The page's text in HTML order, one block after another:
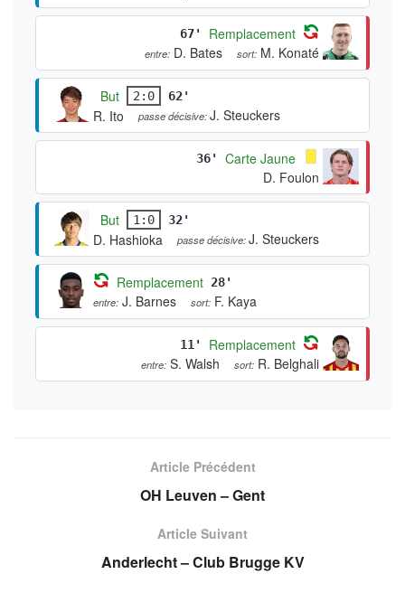
67' Remplacement
entre: D. Bates sort: M. Konaté
But 2:0 62'
R. Ito passe décisive:J. Steuckers
36'
Carte Jaune
D. Foulon
But 1:0 32'
D. Hashioka passe décisive:J. Steuckers
Remplacement 28'
entre: J. Barnes sort: F. Kaya
11' Remplacement
entre: S. Walsh sort: R. Belghali
Article Précédent
OH Leuven – Gent
Article Suivant
Anderlecht – Club Brugge KV